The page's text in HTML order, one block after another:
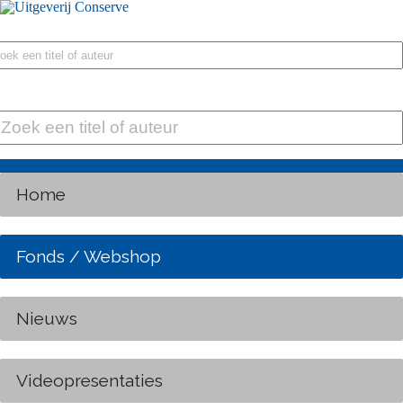
Home
Fonds / Webshop
Nieuws
Videopresentaties